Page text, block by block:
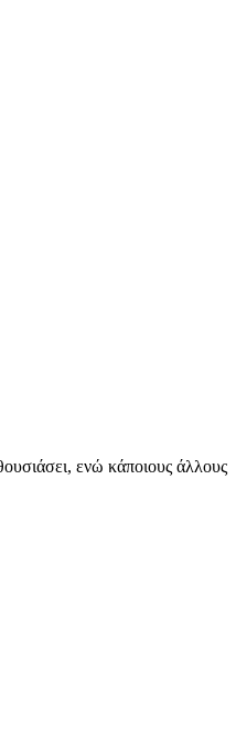
ενώ κάποιους άλλους